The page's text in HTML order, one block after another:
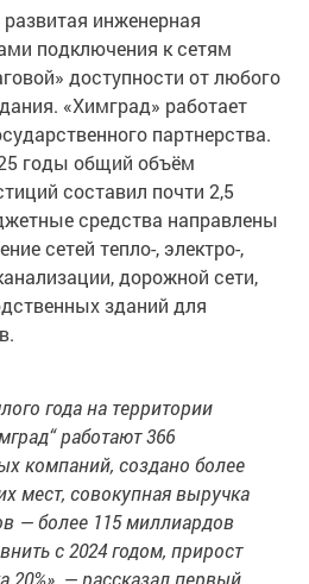
инженерная
подключения к сетям
доступности от любого
«Химград» работает
партнерства.
годы общий объём
составил почти 2,5
средства направлены
сетей тепло-, электро-,
дорожной сети,
зданий для
года на территории
работают 366
компаний, создано более
мест, совокупная выручка
— более 115 миллиардов
с 2024 годом, прирост
20%», — рассказал первый